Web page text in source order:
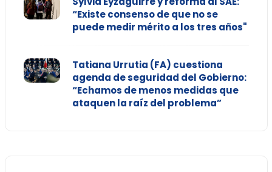
“Existe consenso de que no se
puede medir mérito a los tres años"
Tatiana Urrutia (FA) cuestiona
agenda de seguridad del Gobierno:
“Echamos de menos medidas que
ataquen la raíz del problema”